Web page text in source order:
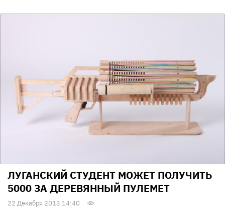
ЛУГАНСКИЙ СТУДЕНТ МОЖЕТ ПОЛУЧИТЬ
5000 ЗА ДЕРЕВЯННЫЙ ПУЛЕМЕТ
22 Декабря 2013 14:40